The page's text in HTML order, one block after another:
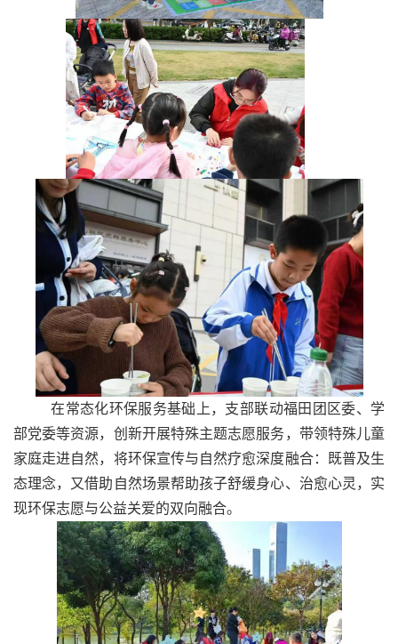
在常态化环保服务基础上，支部联动福田团区委、学
部党委等资源，创新开展特殊主题志愿服务，带领特殊儿童
家庭走进自然，将环保宣传与自然疗愈深度融合：既普及生
态理念，又借助自然场景帮助孩子舒缓身心、治愈心灵，实
现环保志愿与公益关爱的双向融合。